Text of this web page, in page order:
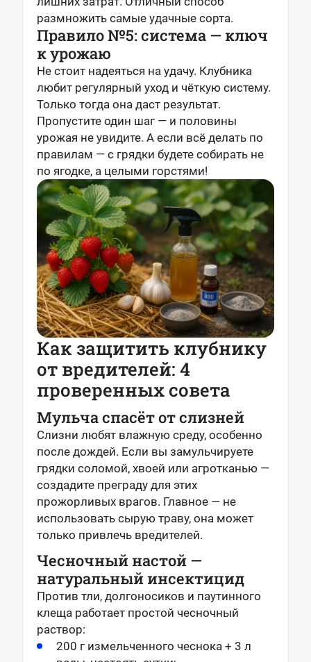
размножить самые удачные сорта.
Правило №5: система — ключ
к урожаю
Не стоит надеяться на удачу. Клубника
любит регулярный уход и чёткую систему.
Только тогда она даст результат.
Пропустите один шаг — и половины
урожая не увидите. А если всё делать по
правилам — с грядки будете собирать не
по ягодке, а целыми горстями!
Как защитить клубнику
от вредителей: 4
проверенных совета
Мульча спасёт от слизней
Слизни любят влажную среду, особенно
после дождей. Если вы замульчируете
грядки соломой, хвоей или агротканью —
создадите преграду для этих
прожорливых врагов. Главное — не
использовать сырую траву, она может
только привлечь вредителей.
Чесночный настой —
натуральный инсектицид
Против тли, долгоносиков и паутинного
клеща работает простой чесночный
раствор:
200 г измельченного чеснока + 3 л